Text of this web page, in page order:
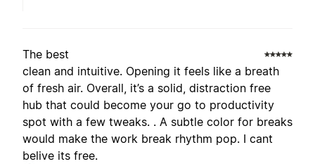
The best
clean and intuitive. Opening it feels like a breath
of fresh air. Overall, it’s a solid, distraction free
hub that could become your go to productivity
spot with a few tweaks. . A subtle color for breaks
would make the work break rhythm pop. I cant
belive its free.